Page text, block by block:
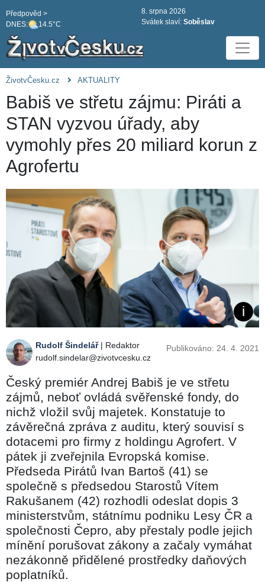
DNES: 14.5°C
Předpověd >
8. srpna 2026
Svátek slaví: Soběslav
ŽivotvČesku.cz AKTUALITY
Babiš ve střetu zájmu: Piráti a
STAN vyzvou úřady, aby
vymohly přes 20 miliard korun z
Agrofertu
Rudolf Šindelář| Redaktor
rudolf.sindelar@zivotvcesku.cz
Publikováno: 24. 4. 2021
Český premiér Andrej Babiš je ve střetu
zájmů, neboť ovládá svěřenské fondy, do
nichž vložil svůj majetek. Konstatuje to
závěrečná zpráva z auditu, který souvisí s
dotacemi pro firmy z holdingu Agrofert. V
pátek ji zveřejnila Evropská komise.
Předseda Pirátů Ivan Bartoš (41) se
společně s předsedou Starostů Vítem
Rakušanem (42) rozhodli odeslat dopis 3
ministerstvům, státnímu podniku Lesy ČR a
společnosti Čepro, aby přestaly podle jejich
mínění porušovat zákony a začaly vymáhat
nezákonně přidělené prostředky daňových
poplatníků.